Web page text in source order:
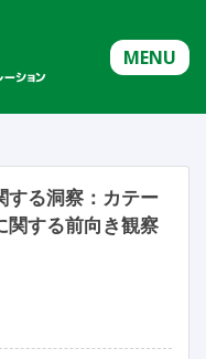
MENU
する洞察：カテー
関する前向き観察